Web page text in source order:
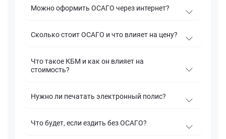
Можно оформить ОСАГО через интернет?
Сколько стоит ОСАГО и что влияет на цену?
Что такое КБМ и как он влияет на
стоимость?
Нужно ли печатать электронный полис?
Что будет, если ездить без ОСАГО?